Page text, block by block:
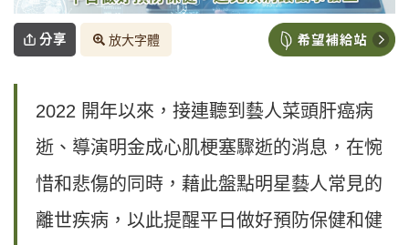
分享 放大字體
2022 開年以來，接連聽到藝人菜頭肝癌病
逝、導演明金成心肌梗塞驟逝的消息，在惋
惜和悲傷的同時，藉此盤點明星藝人常見的
離世疾病，以此提醒平日做好預防保健和健